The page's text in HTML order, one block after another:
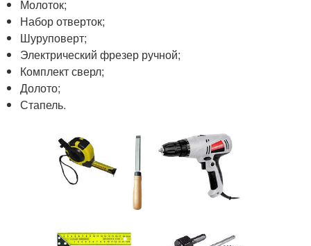
Молоток;
Набор отверток;
Шуруповерт;
Электрический фрезер ручной;
Комплект сверл;
Долото;
Стапель.